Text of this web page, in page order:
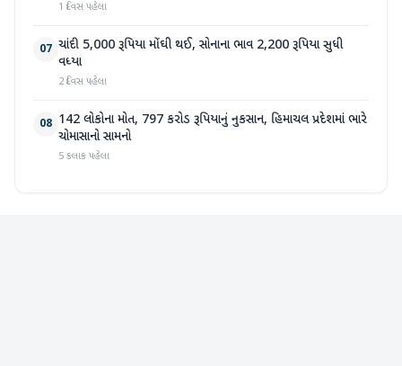
1 દિવસ પહેલા
07 ચાંદી 5,000 રૂપિયા મોંઘી થઈ, સોનાના ભાવ 2,200 રૂપિયા સુધી
વધ્યા
2 દિવસ પહેલા
08 142 લોકોના મોત, 797 કરોડ રૂપિયાનું નુકસાન, હિમાચલ પ્રદેશમાં ભારે
ચોમાસાનો સામનો
5 કલાક પહેલા